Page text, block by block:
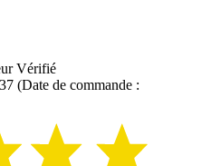
Vérifié
(Date de commande :